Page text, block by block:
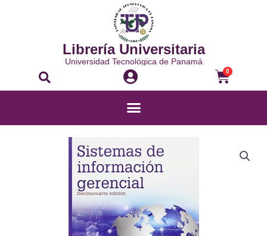
Librería Universitaria
Universidad Tecnológica de Panamá
0